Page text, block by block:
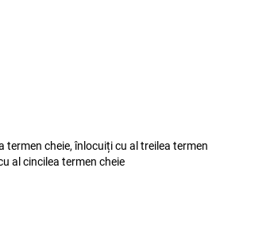
cheie, înlocuiți cu al treilea termen
al cincilea termen cheie